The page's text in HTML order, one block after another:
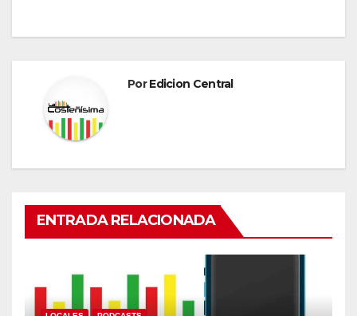
PorEdicion Central
ENTRADA RELACIONADA